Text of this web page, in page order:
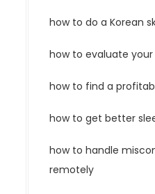
how to do a Korean
how to evaluate
how to find a
how to get better
how to handle
remotely